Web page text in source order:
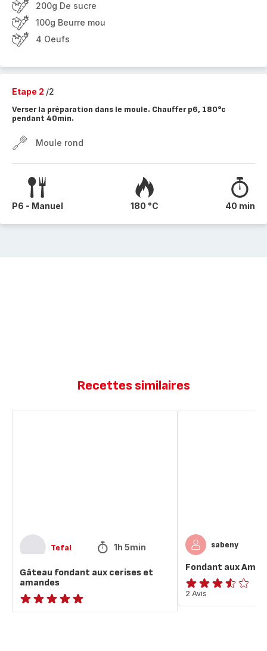
200g De sucre
100g Beurre mou
4 Oeufs
Etape 2 /2
Verser la préparation dans le moule. Chauffer p6, 180°c
pendant 40min.
Moule rond
P6 - Manuel 180 °C 40 min
Recettes similaires
Tefal 1h 5min
Gâteau fondant aux cerises et
amandes
ratings.NaN
sabeny
Fondant aux
ratings.3.5
2 Avis